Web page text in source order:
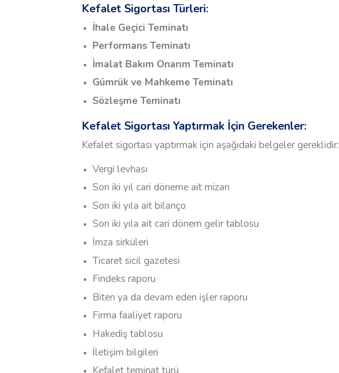
Kefalet Sigortası Türleri:
İhale Geçici Teminatı
Performans Teminatı
İmalat Bakım Onarım Teminatı
Gümrük ve Mahkeme Teminatı
Sözleşme Teminatı
Kefalet Sigortası Yaptırmak İçin Gerekenler:
Kefalet sigortası yaptırmak için aşağıdaki belgeler gereklidir:
Vergi levhası
Son iki yıl cari döneme ait mizan
Son iki yıla ait bilanço
Son iki yıla ait cari dönem gelir tablosu
İmza sirküleri
Ticaret sicil gazetesi
Findeks raporu
Biten ya da devam eden işler raporu
Firma faaliyet raporu
Hakediş tablosu
İletişim bilgileri